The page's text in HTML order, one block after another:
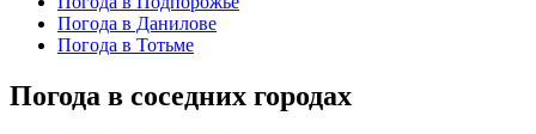
Погода в Данилове
Погода в Тотьме
Погода в соседних городах